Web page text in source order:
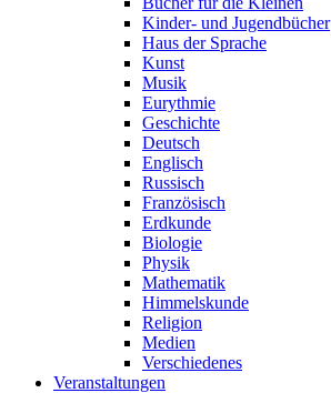
Kinder- und Jugendbücher
Haus der Sprache
Kunst
Musik
Eurythmie
Geschichte
Deutsch
Englisch
Russisch
Französisch
Erdkunde
Biologie
Physik
Mathematik
Himmelskunde
Religion
Medien
Verschiedenes
Veranstaltungen